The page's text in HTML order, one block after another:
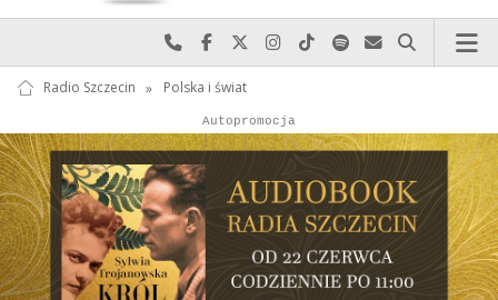
Najlepiej po prostu do nas zadzwoń
Odwiedź nas na Facebook-u
Odwiedź nas na X
Odwiedź nas na Instagram-ie
Odwiedź nas na TikTok-u
Szukaj nas na Spotify
Wyślij do nas
Szukaj
Radio Szczecin » Polska i świat
Reklama
Autopromocja
Autopromocja